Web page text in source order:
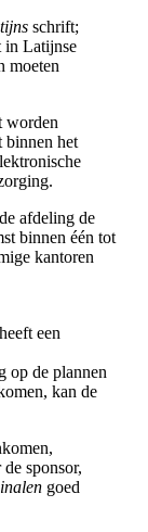
schrift;
in Latijnse
moeten
worden
binnen het
afdeling de
binnen één tot
kantoren
een
op de plannen
kan de
sponsor,
goed